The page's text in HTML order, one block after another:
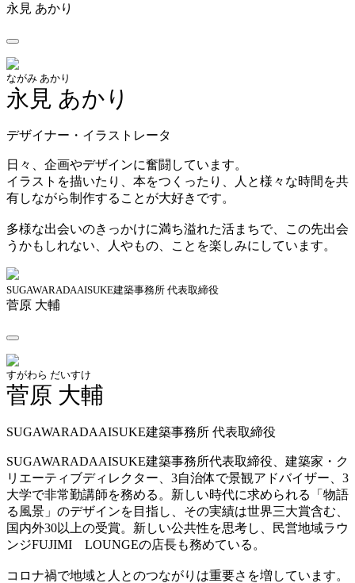
永見 あかり
ながみ あかり
永見 あかり
デザイナー・イラストレータ
日々、企画やデザインに奮闘しています。
イラストを描いたり、本をつくったり、人と様々な時間を共
有しながら制作することが大好きです。
多様な出会いのきっかけに満ち溢れた活まちで、この先出会
うかもしれない、人やもの、ことを楽しみにしています。
SUGAWARADAAISUKE建築事務所 代表取締役
菅原 大輔
すがわら だいすけ
菅原 大輔
SUGAWARADAAISUKE建築事務所 代表取締役
SUGAWARADAAISUKE建築事務所代表取締役、建築家・ク
リエーティブディレクター、3自治体で景観アドバイザー、3
大学で非常勤講師を務める。新しい時代に求められる「物語
る風景」のデザインを目指し、その実績は世界三大賞含む、
国内外30以上の受賞。新しい公共性を思考し、民営地域ラウ
ンジFUJIMI LOUNGEの店長も務めている。
コロナ禍で地域と人とのつながりは重要さを増しています。